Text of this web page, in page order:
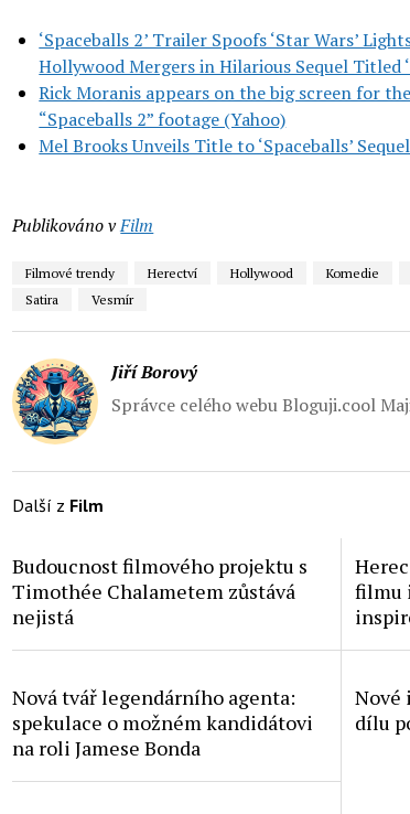
‘Spaceballs 2’ Trailer Spoofs ‘Star Wars’
Hollywood Mergers in Hilarious Sequel Titled
Rick Moranis appears on the big screen for
“Spaceballs 2” footage (Yahoo)
Mel Brooks Unveils Title to ‘Spaceballs’
Publikováno vFilm
Filmové trendy Herectví Hollywood Komedie
Satira
Vesmír
Jiří Borový
Správce celého webu Bloguji.cool
Další z Film
Budoucnost filmového projektu s
Timothée Chalametem zůstává
nejistá
filmu
Nová tvář legendárního agenta:
spekulace o možném kandidátovi
na roli Jamese Bonda
Nové
dílu